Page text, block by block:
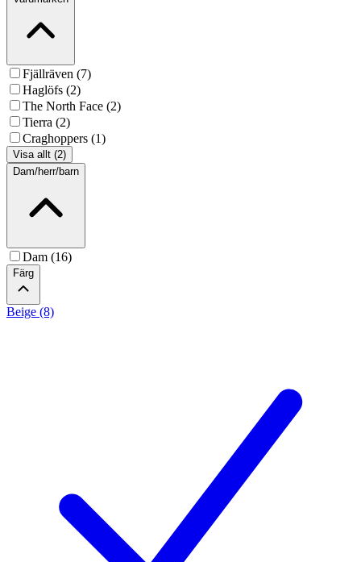
Fjällräven (7)
Haglöfs (2)
The North Face (2)
Tierra (2)
Craghoppers (1)
Visa allt (2)
Dam/herr/barn
Dam (16)
Färg
Beige (8)